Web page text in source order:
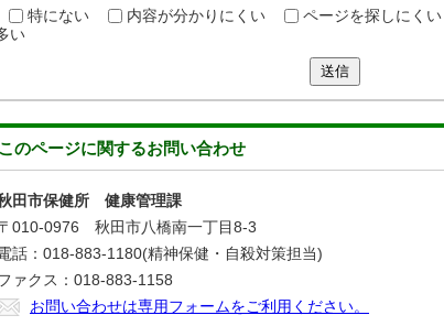
特にない
内容が分かりにくい ページを探しにくい
い
送信
このページに関するお問い合わせ
田市保健所 健康管理課
010-0976 秋田市八橋南一丁目8-3
話：018-883-1180(精神保健・自殺対策担当)
ァクス：018-883-1158
お問い合わせは専用フォームをご利用ください。